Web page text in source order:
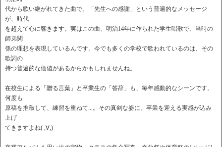
代から歌い継がれてきた曲で、「先生への感謝」という普遍的なメッセージ
が、時代
を超えて心に響きます。実はこの曲、明治14年に作られた学生唱歌で、当時の
師弟関
係の理想を表現しているんです。今でも多くの学校で歌われているのは、その
歌詞の
持つ普遍的な価値があるからかもしれませんね。
在校生による「贈る言葉」と卒業生の「答辞」も、毎年感動的なシーンです。
何度も
原稿を推敲して、練習を重ねて...。その真剣な姿に、卒業を迎える実感が込み
上げ
てきますよね( ;∀;)